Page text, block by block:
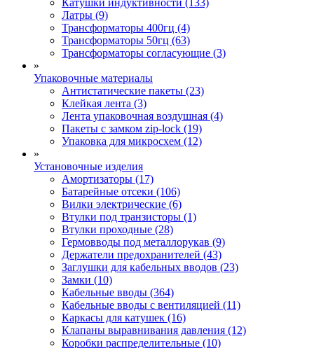
Латры (9)
Трансформаторы 400гц (4)
Трансформаторы 50гц (63)
Трансформаторы согласующие (3)
»
Упаковочные материалы
Антистатические пакеты (23)
Клейкая лента (3)
Лента упаковочная воздушная (4)
Пакеты с замком zip-lock (19)
Упаковка для микросхем (12)
»
Установочные изделия
Амортизаторы (17)
Батарейные отсеки (106)
Вилки электрические (6)
Втулки под транзисторы (1)
Втулки проходные (28)
Гермовводы под металлорукав (9)
Держатели предохранителей (43)
Заглушки для кабельных вводов (23)
Замки (10)
Кабельные вводы (364)
Кабельные вводы с вентиляцией (11)
Каркасы для катушек (16)
Клапаны выравнивания давления (12)
Коробки распределительные (10)